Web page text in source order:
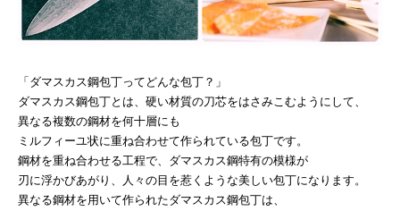
「ダマスカス鋼包丁ってどんな包丁？」
ダマスカス鋼包丁とは、硬い材質の刀芯をはさみこむようにして、
異なる複数の鋼材を何十層にも
ミルフィーユ状に重ね合わせて作られている包丁です。
鋼材を重ね合わせる工程で、ダマスカス鋼特有の模様が
刃に浮かびあがり、人々の目を惹くような美しい包丁になります。
異なる鋼材を用いて作られたダマスカス鋼包丁は、